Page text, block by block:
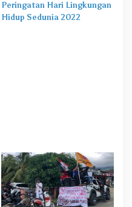
Peringatan Hari Lingkungan
Hidup Sedunia 2022